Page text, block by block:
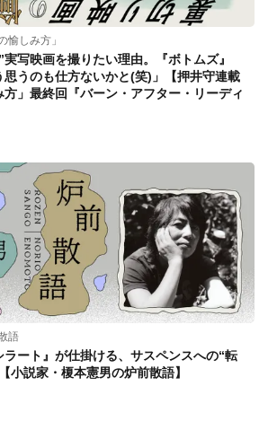
愉しみ方」
写映画を撮りたい理由。『ボトムズ』
思うのも仕方ないかと(笑)」【押井守連載
方」最終回『バーン・アフター・リーディ
語
ート』が仕掛ける、サスペンスへの“転
小説家・榎本憲男の炉前散語】